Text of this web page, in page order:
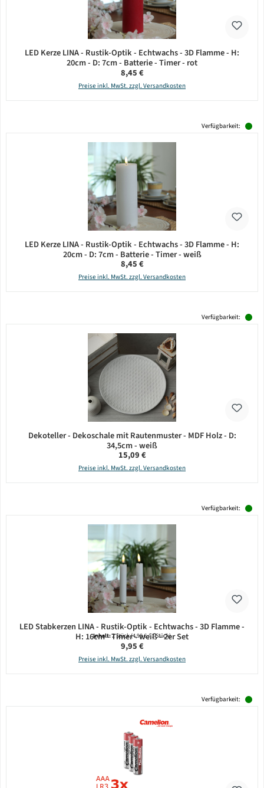
LED Kerze LINA - Rustik-Optik - Echtwachs - 3D Flamme - H:
20cm - D: 7cm - Batterie - Timer - rot
Regulärer Preis:
8,45 €
Preise inkl. MwSt. zzgl. Versandkosten
Verfügbarkeit:
LED Kerze LINA - Rustik-Optik - Echtwachs - 3D Flamme - H:
20cm - D: 7cm - Batterie - Timer - weiß
Regulärer Preis:
8,45 €
Preise inkl. MwSt. zzgl. Versandkosten
Verfügbarkeit:
Dekoteller - Dekoschale mit Rautenmuster - MDF Holz - D:
34,5cm - weiß
Regulärer Preis:
15,09 €
Preise inkl. MwSt. zzgl. Versandkosten
Verfügbarkeit:
LED Stabkerzen LINA - Rustik-Optik - Echtwachs - 3D Flamme -
H: 16cm - Timer - weiß - 2er Set
Inhalt:2 Stück(4,98 € / 1 Stück)
Regulärer Preis:
9,95 €
Preise inkl. MwSt. zzgl. Versandkosten
Verfügbarkeit: